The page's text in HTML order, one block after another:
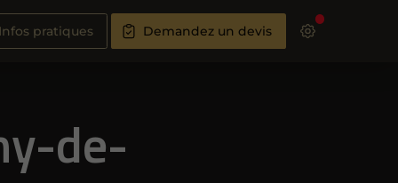
Infos pratiques Demandez un devis
de-